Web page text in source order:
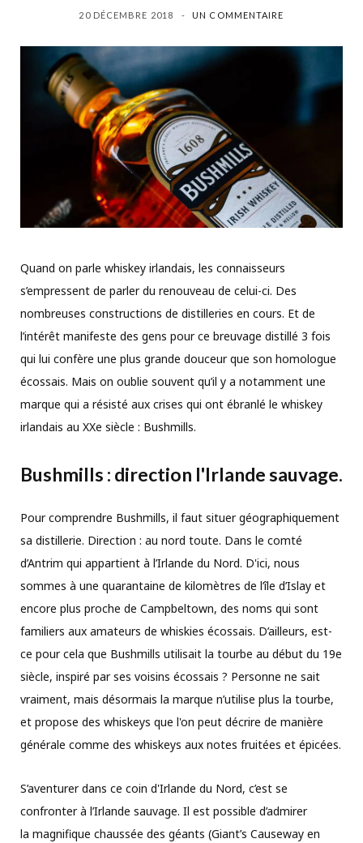
20 DÉCEMBRE 2018 UN COMMENTAIRE
Quand on parle whiskey irlandais, les connaisseurs
s’empressent de parler du renouveau de celui-ci. Des
nombreuses constructions de distilleries en cours. Et de
l’intérêt manifeste des gens pour ce breuvage distillé 3 fois
qui lui confère une plus grande douceur que son homologue
écossais. Mais on oublie souvent qu’il y a notamment une
marque qui a résisté aux crises qui ont ébranlé le whiskey
irlandais au XXe siècle : Bushmills.
Bushmills : direction l'Irlande sauvage.
Pour comprendre Bushmills, il faut situer géographiquement
sa distillerie. Direction : au nord toute. Dans le comté
d’Antrim qui appartient à l’Irlande du Nord. D'ici, nous
sommes à une quarantaine de kilomètres de l’île d’Islay et
encore plus proche de Campbeltown, des noms qui sont
familiers aux amateurs de whiskies écossais. D’ailleurs, est-
ce pour cela que Bushmills utilisait la tourbe au début du 19e
siècle, inspiré par ses voisins écossais ? Personne ne sait
vraiment, mais désormais la marque n’utilise plus la tourbe,
et propose des whiskeys que l'on peut décrire de manière
générale comme des whiskeys aux notes fruitées et épicées.
S’aventurer dans ce coin d'Irlande du Nord, c’est se
confronter à l’Irlande sauvage. Il est possible d’admirer
la magnifique chaussée des géants (Giant’s Causeway en